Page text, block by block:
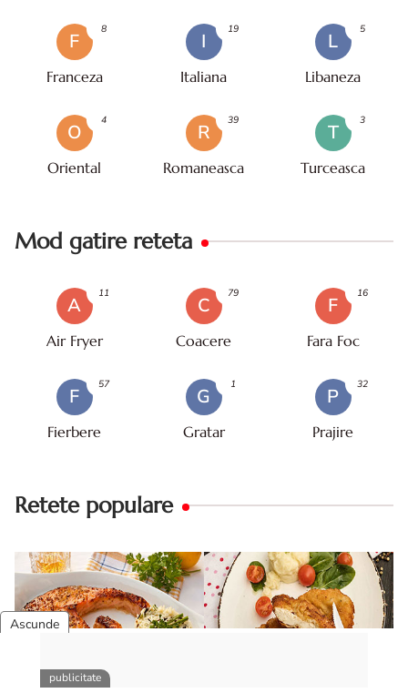
F
Franceza
8
I
Italiana
19
L
Libaneza
5
O
Oriental
4
R
Romaneasca
39
T
Turceasca
3
Mod gatire reteta
A
Air Fryer
11
C
Coacere
79
F
Fara Foc
16
F
Fierbere
57
G
Gratar
1
P
Prajire
32
Retete populare